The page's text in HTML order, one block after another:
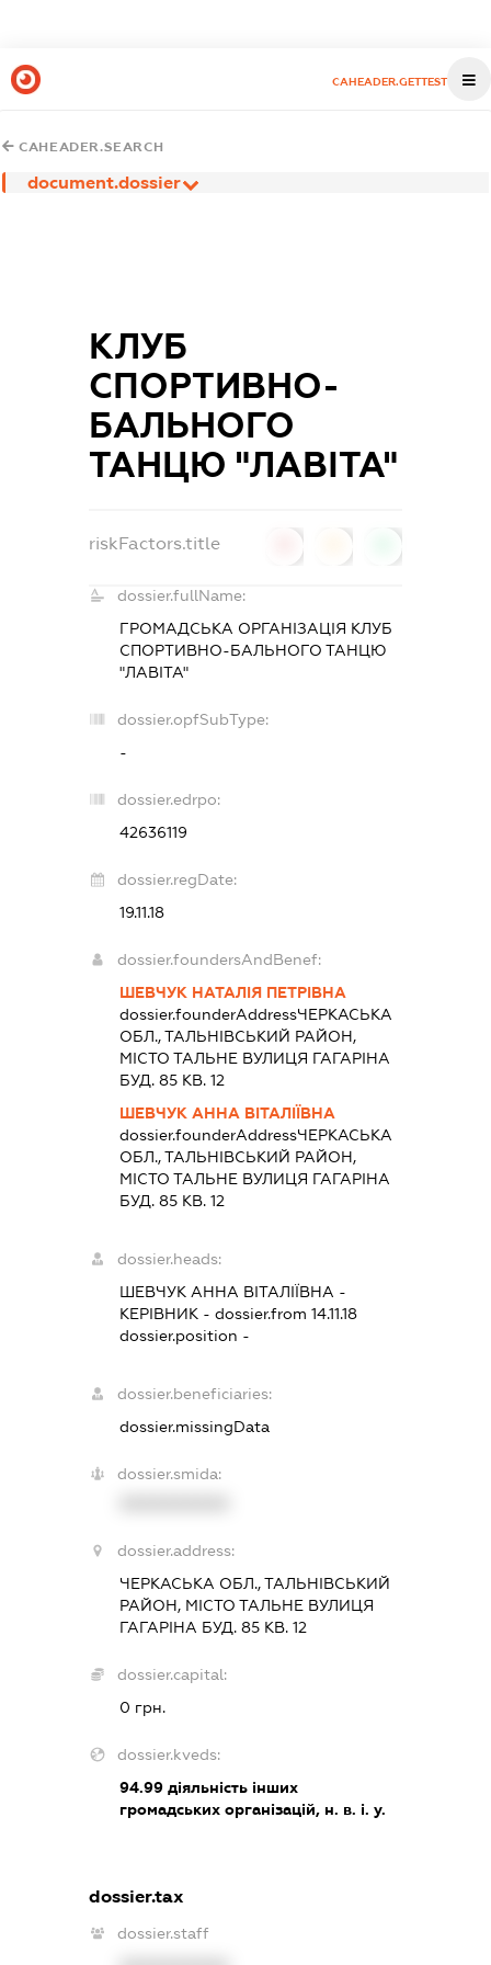
CAHEADER.GETTEST
CAHEADER.SEARCH
document.dossier
КЛУБ
СПОРТИВНО-
БАЛЬНОГО
ТАНЦЮ "ЛАВІТА"
riskFactors.title
dossier.fullName:
ГРОМАДСЬКА ОРГАНІЗАЦІЯ КЛУБ
СПОРТИВНО-БАЛЬНОГО ТАНЦЮ
"ЛАВІТА"
dossier.opfSubType:
-
dossier.edrpo:
42636119
dossier.regDate:
19.11.18
dossier.foundersAndBenef:
ШЕВЧУК НАТАЛІЯ ПЕТРІВНА
dossier.founderAddressЧЕРКАСЬКА
ОБЛ., ТАЛЬНІВСЬКИЙ РАЙОН,
МІСТО ТАЛЬНЕ ВУЛИЦЯ ГАГАРІНА
БУД. 85 КВ. 12
ШЕВЧУК АННА ВІТАЛІЇВНА
dossier.founderAddressЧЕРКАСЬКА
ОБЛ., ТАЛЬНІВСЬКИЙ РАЙОН,
МІСТО ТАЛЬНЕ ВУЛИЦЯ ГАГАРІНА
БУД. 85 КВ. 12
dossier.heads:
ШЕВЧУК АННА ВІТАЛІЇВНА -
КЕРІВНИК - dossier.from 14.11.18
dossier.position -
dossier.beneficiaries:
dossier.missingData
dossier.smida:
dossier.address:
ЧЕРКАСЬКА ОБЛ., ТАЛЬНІВСЬКИЙ
РАЙОН, МІСТО ТАЛЬНЕ ВУЛИЦЯ
ГАГАРІНА БУД. 85 КВ. 12
dossier.capital:
0 грн.
dossier.kveds:
94.99діяльність інших
громадських організацій, н. в. і. у.
dossier.tax
dossier.staff